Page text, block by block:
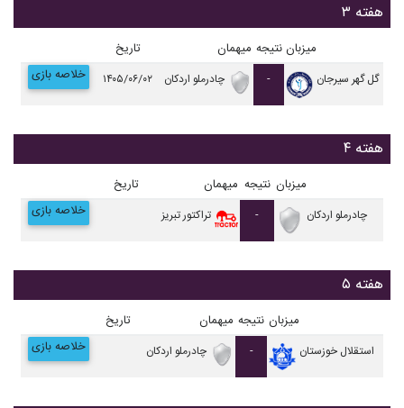
هفته ۳
میزبان نتیجه میهمان تاریخ
گل گهر سیرجان - چادرملو اردکان ۱۴۰۵/۰۶/۰۲ خلاصه بازی
هفته ۴
میزبان نتیجه میهمان تاریخ
چادرملو اردکان - تراکتور تبریز خلاصه بازی
هفته ۵
میزبان نتیجه میهمان تاریخ
استقلال خوزستان - چادرملو اردکان خلاصه بازی